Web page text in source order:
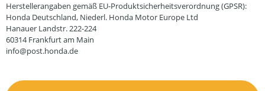
Herstellerangaben gemäß EU-Produktsicherheitsverordnung (GPSR):
Honda Deutschland, Niederl. Honda Motor Europe Ltd
Hanauer Landstr. 222-224
60314 Frankfurt am Main
info@post.honda.de